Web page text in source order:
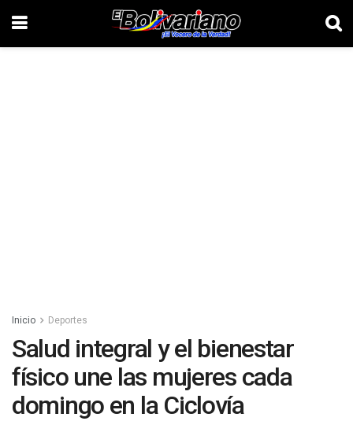
Inicio Deportes
Salud integral y el bienestar
físico une las mujeres cada
domingo en la Ciclovía